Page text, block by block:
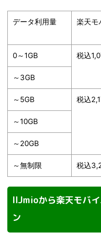
データ利用量 楽天モ
0～1GB 税込
～3GB
～5GB 税込
～10GB
～20GB
～無制限 税込
IIJmioから楽天モバ
ン